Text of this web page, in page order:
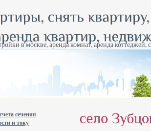
в москве, аренда комнат, аренда
сечения
и току